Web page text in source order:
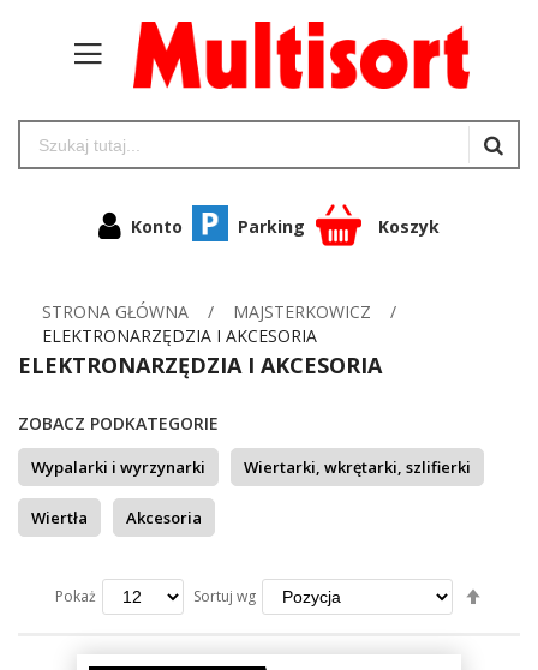
Konto Parking Koszyk
STRONA GŁÓWNA
MAJSTERKOWICZ
ELEKTRONARZĘDZIA I AKCESORIA
ELEKTRONARZĘDZIA I AKCESORIA
ZOBACZ PODKATEGORIE
Wypalarki i wyrzynarki Wiertarki, wkrętarki, szlifierki
Wiertła Akcesoria
Pokaż Sortuj wg